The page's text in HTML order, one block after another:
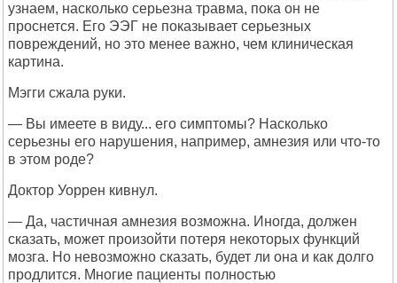
узнаем, насколько серьезна травма, пока он не
проснется. Его ЭЭГ не показывает серьезных
повреждений, но это менее важно, чем клиническая
картина.
Мэгги сжала руки.
— Вы имеете в виду... его симптомы? Насколько
серьезны его нарушения, например, амнезия или что-то
в этом роде?
Доктор Уоррен кивнул.
— Да, частичная амнезия возможна. Иногда, должен
сказать, может произойти потеря некоторых функций
мозга. Но невозможно сказать, будет ли она и как долго
продлится. Многие пациенты полностью